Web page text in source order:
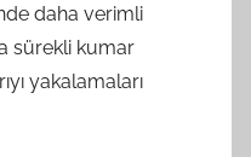
daha verimli
sürekli kumar
yakalamaları